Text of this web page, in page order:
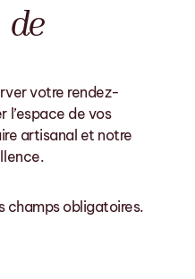
votre rendez-
l’espace de vos
artisanal et notre
champs obligatoires.